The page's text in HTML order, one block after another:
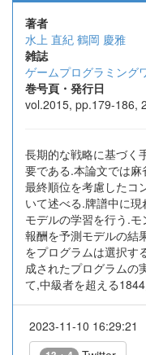
著者
水上 直紀 鶴岡 慶雅
雑誌
ゲームプログラミング
巻号頁・発行日
vol.2015, pp.179-186,
長期的な戦略に基づく
要である.本論文では
最終順位を考慮したコ
いて述べる.牌譜中に
モデルの学習を行う.
報酬を予測モデルの結
をプログラムは選択す
成されたプログラムの
て,中級者を超える
2023-11-10 16:29:21